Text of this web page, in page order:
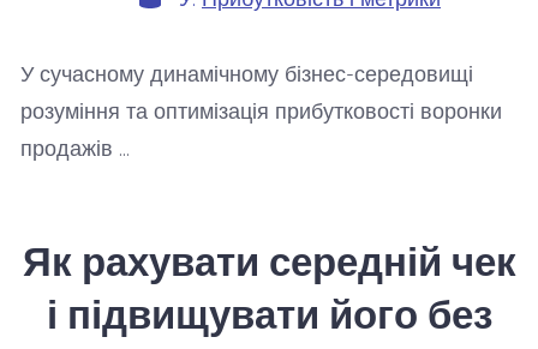
У сучасному динамічному бізнес-середовищі
розуміння та оптимізація прибутковості воронки
продажів …
Як рахувати середній чек
і підвищувати його без